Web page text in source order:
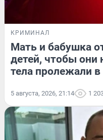
КРИМИНАЛ
Мать и бабушка
детей, чтобы они
тела пролежали
5 августа, 2026, 21:14 1